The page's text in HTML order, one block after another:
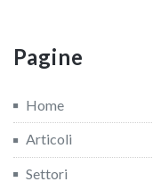
Pagine
Home
Articoli
Settori